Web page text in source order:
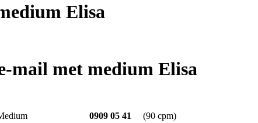
Elisa
mail met medium Elisa
0909 05 41 (90 cpm)